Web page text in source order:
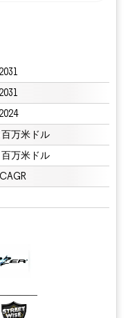
百万米ドル
百万米ドル
BY 4.0の表示が必要です。